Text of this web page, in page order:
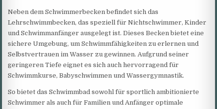
Neben dem Schwimmerbecken befindet sich das
Lehrschwimmbecken, das speziell für Nichtschwimmer, Kinder
und Schwimmanfänger ausgelegt ist. Dieses Becken bietet eine
sichere Umgebung, um Schwimmfähigkeiten zu erlernen und
Selbstvertrauen im Wasser zu gewinnen. Aufgrund seiner
geringeren Tiefe eignet es sich auch hervorragend für
Schwimmkurse, Babyschwimmen und Wassergymnastik.
So bietet das Schwimmbad sowohl für sportlich ambitionierte
Schwimmer als auch für Familien und Anfänger optimale